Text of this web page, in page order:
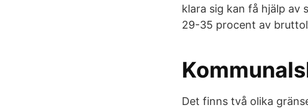
klara sig kan få hjälp av
29-35 procent av
Det finns två olika